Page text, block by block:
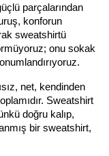
parçalarından
konforun
sweatshirtü
onu sokak
net, kendinden
Sweatshirt
doğru kalıp,
bir sweatshirt,